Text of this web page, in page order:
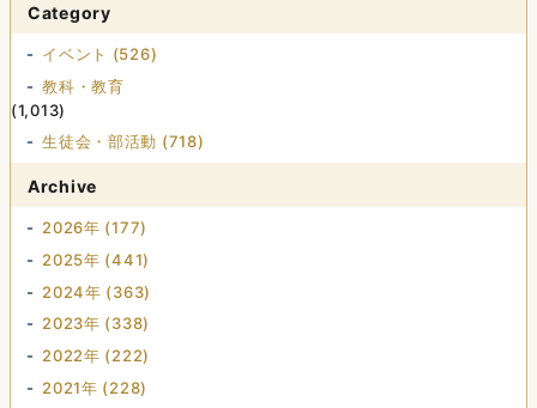
Category
イベント (526)
教科・教育
(1,013)
生徒会・部活動 (718)
Archive
2026年 (177)
2025年 (441)
2024年 (363)
2023年 (338)
2022年 (222)
2021年 (228)